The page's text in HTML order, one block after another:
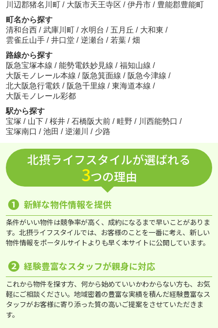
川辺郡猪名川町 / 大阪市天王寺区 / 伊丹市 / 豊能郡豊能町
町名から探す
清和台西 / 武庫川町 / 水明台 / 五月丘 / 大和東 /
雲雀丘山手 / 井口堂 / 逆瀬台 / 若葉 / 畑
路線から探す
阪急宝塚本線 / 能勢電鉄妙見線 / 福知山線 /
大阪モノレール本線 / 阪急箕面線 / 阪急今津線 /
北大阪急行電鉄 / 阪急千里線 / 東海道本線 /
大阪モノレール彩都
駅から探す
宝塚 / 山下 / 桜井 / 石橋阪大前 / 畦野 / 川西能勢口 /
宝塚南口 / 池田 / 逆瀬川 / 少路
北摂ライフスタイルが選ばれる
3つの理由
❶ 新鮮な物件情報を提供
条件がいい物件は競争率が高く、成約になるまで早いことがありま
す。北摂ライフスタイルでは、お客様のことを一番に考え、新しい
物件情報をポータルサイトよりも早く本サイトに公開しています。
❷ 経験豊富なスタッフが親身に対応
これから物件を探す方、何から始めていいかわからない方も、お気
軽にご相談ください。地域密着の豊富な実績を積んだ経験豊富なス
タッフがお客様に寄り添った質の高いご提案をさせていただきま
す。